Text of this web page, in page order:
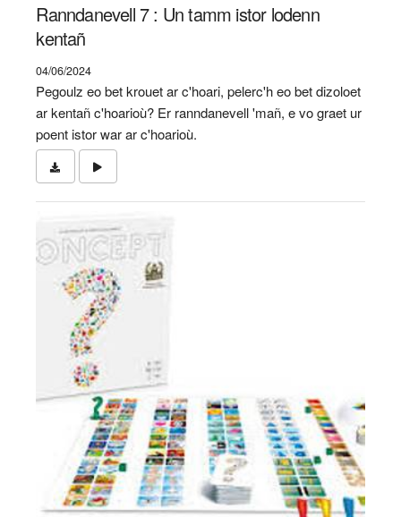
Ranndanevell 7 : Un tamm istor lodenn
kentañ
04/06/2024
Pegoulz eo bet krouet ar c'hoari, pelerc'h eo bet dizoloet
ar kentañ c'hoarioù? Er ranndanevell 'mañ, e vo graet ur
poent istor war ar c'hoarioù.